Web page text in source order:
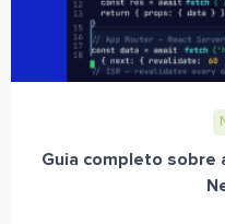
Guia completo sobre